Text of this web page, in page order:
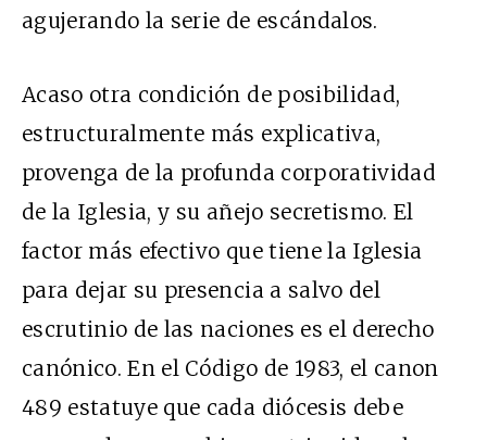
agujerando la serie de escándalos.
Acaso otra condición de posibilidad,
estructuralmente más explicativa,
provenga de la profunda corporatividad
de la Iglesia, y su añejo secretismo. El
factor más efectivo que tiene la Iglesia
para dejar su presencia a salvo del
escrutinio de las naciones es el derecho
canónico.En el Código de 1983, el canon
489 estatuye que cada diócesis debe